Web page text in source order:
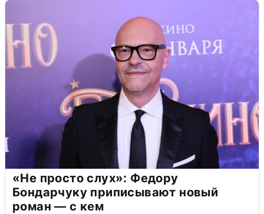
«Не просто слух»: Федору
Бондарчуку приписывают новый
роман — с кем